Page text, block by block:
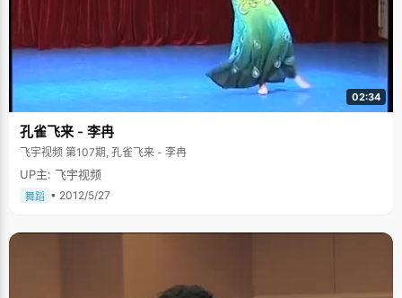
02:34
孔雀飞来 - 李冉
飞宇视频 第107期, 孔雀飞来 - 李冉
UP主: 飞宇视频
舞蹈 • 2012/5/27